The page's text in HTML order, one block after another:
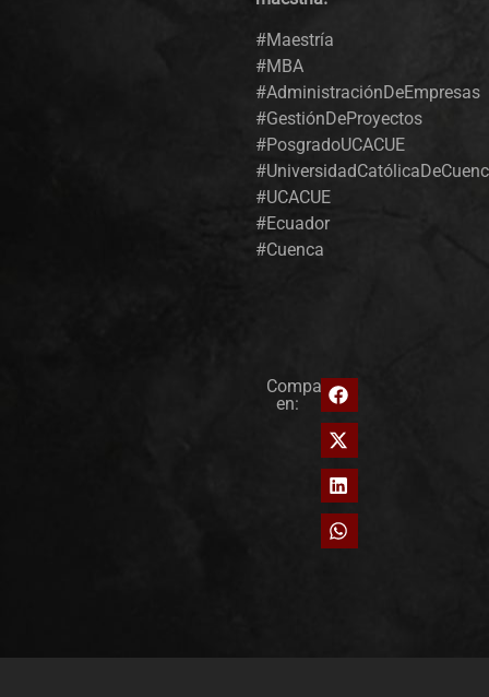
#Maestría
#MBA
#AdministraciónDeEmpresas
#GestiónDeProyectos
#PosgradoUCACUE
#UCACUE
#Ecuador
#Cuenca
Compartir
en: